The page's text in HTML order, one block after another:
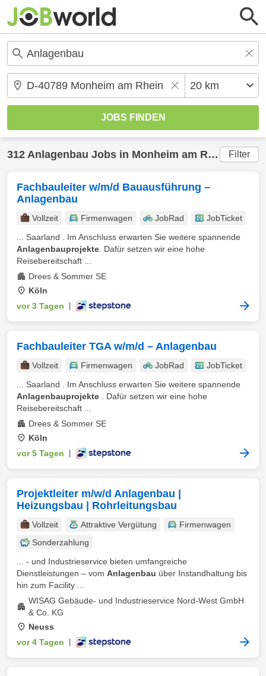
312 Anlagenbau Jobs in Monheim am Rhein (20
Filter
Fachbauleiter w/m/d Bauausführung –
Anlagenbau
Vollzeit Firmenwagen JobRad
JobTicket
... Saarland . Im Anschluss erwarten Sie weitere spannende
Anlagenbauprojekte . Dafür setzen wir eine hohe
Reisebereitschaft ...
Drees & Sommer SE
Köln
vor 3 Tagen
Fachbauleiter TGA w/m/d – Anlagenbau
Vollzeit Firmenwagen JobRad
JobTicket
... Saarland . Im Anschluss erwarten Sie weitere spannende
Anlagenbauprojekte . Dafür setzen wir eine hohe
Reisebereitschaft ...
Drees & Sommer SE
Köln
vor 5 Tagen
Projektleiter m/w/d Anlagenbau |
Heizungsbau | Rohrleitungsbau
Vollzeit Attraktive Vergütung
Firmenwagen
Sonderzahlung
... - und Industrieservice bieten umfangreiche
Dienstleistungen – vom Anlagenbau über Instandhaltung bis
hin zum Facility ...
WISAG Gebäude- und Industrieservice Nord-West GmbH
& Co. KG
Neuss
vor 4 Tagen